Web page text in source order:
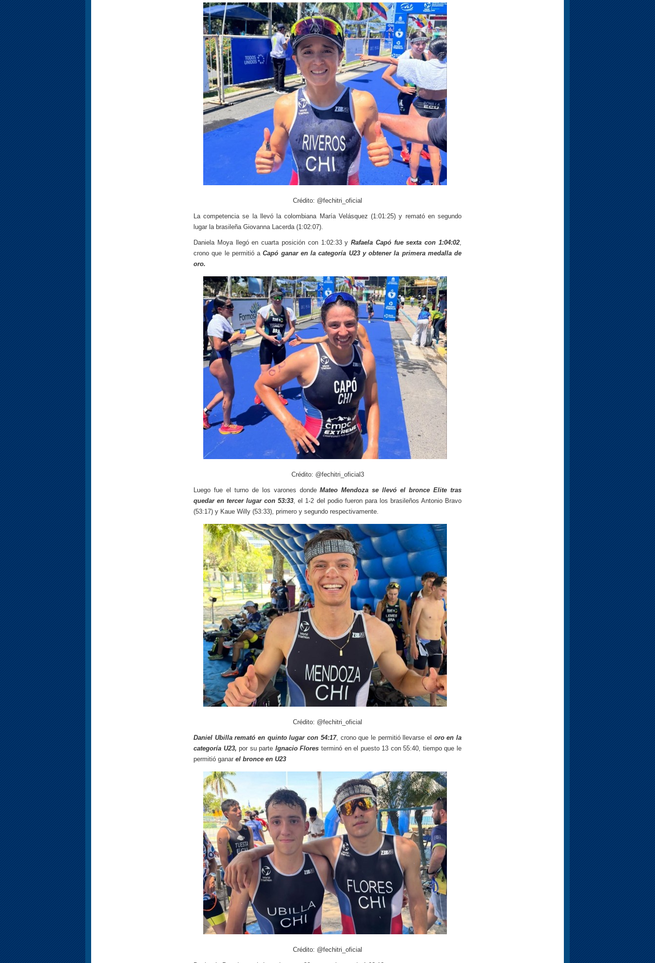
Crédito: @fechitri_oficial
La competencia se la llevó la colombiana María Velásquez (1:01:25) y remató en segundo
lugar la brasileña Giovanna Lacerda (1:02:07).
Daniela Moya llegó en cuarta posición con 1:02:33 yRafaela Capó fue sexta con 1:04:02,
crono que le permitió aCapó ganar en la categoría U23 y obtener la primera medalla de
oro.
Crédito: @fechitri_oficial3
Luego fue el turno de los varones dondeMateo Mendoza se llevó el bronce Elite tras
quedar en tercer lugar con 53:33, el 1-2 del podio fueron para los brasileños Antonio Bravo
(53:17) y Kaue Willy (53:33), primero y segundo respectivamente.
Crédito: @fechitri_oficial
Daniel Ubilla remató en quinto lugar con 54:17, crono que le permitió llevarse el oro en la
categoría U23, por su parte Ignacio Flores terminó en el puesto 13 con 55:40, tiempo que le
permitió ganar el bronce en U23
Crédito: @fechitri_oficial